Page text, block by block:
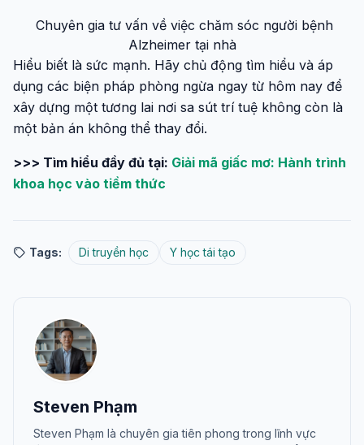
Chuyên gia tư vấn về việc chăm sóc người bệnh
Alzheimer tại nhà
Hiểu biết là sức mạnh. Hãy chủ động tìm hiểu và áp
dụng các biện pháp phòng ngừa ngay từ hôm nay để
xây dựng một tương lai nơi sa sút trí tuệ không còn là
một bản án không thể thay đổi.
>>> Tìm hiểu đầy đủ tại: Giải mã giấc mơ: Hành trình
khoa học vào tiềm thức
Tags: Di truyền học Y học tái tạo
Steven Phạm
Steven Phạm là chuyên gia tiên phong trong lĩnh vực